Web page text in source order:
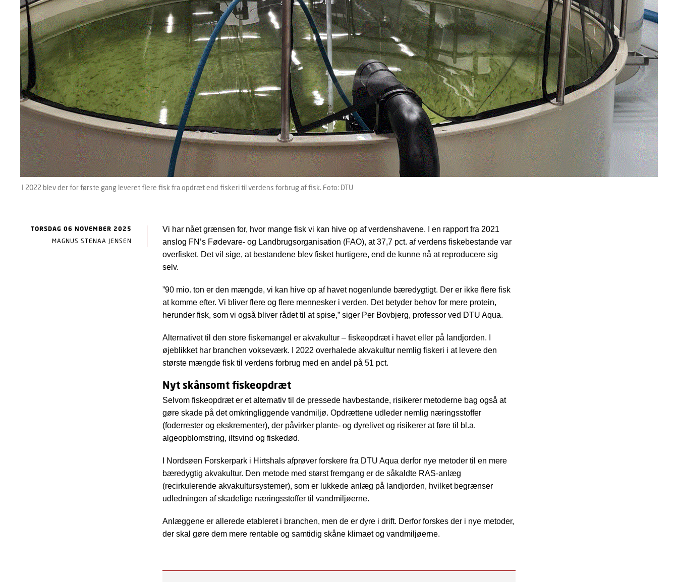
I 2022 blev der for første gang leveret flere fisk fra opdræt end fiskeri til verdens forbrug af fisk. Foto: DTU
TORSDAG 06 NOVEMBER 2025
MAGNUS STENAA JENSEN
Vi har nået grænsen for, hvor mange fisk vi kan hive op af verdenshavene. I en rapport fra 2021
anslog FN’s Fødevare- og Landbrugsorganisation (FAO), at 37,7 pct. af verdens fiskebestande var
overfisket. Det vil sige, at bestandene blev fisket hurtigere, end de kunne nå at reproducere sig
selv.
”90 mio. ton er den mængde, vi kan hive op af havet nogenlunde bæredygtigt. Der er ikke flere fisk
at komme efter. Vi bliver flere og flere mennesker i verden. Det betyder behov for mere protein,
herunder fisk, som vi også bliver rådet til at spise,” siger Per Bovbjerg, professor ved DTU Aqua.
Alternativet til den store fiskemangel er akvakultur – fiskeopdræt i havet eller på landjorden. I
øjeblikket har branchen vokseværk. I 2022 overhalede akvakultur nemlig fiskeri i at levere den
største mængde fisk til verdens forbrug med en andel på 51 pct.
Nyt skånsomt fiskeopdræt
Selvom fiskeopdræt er et alternativ til de pressede havbestande, risikerer metoderne bag også at
gøre skade på det omkringliggende vandmiljø. Opdrættene udleder nemlig næringsstoffer
(foderrester og ekskrementer), der påvirker plante- og dyrelivet og risikerer at føre til bl.a.
algeopblomstring, iltsvind og fiskedød.
I Nordsøen Forskerpark i Hirtshals afprøver forskere fra DTU Aqua derfor nye metoder til en mere
bæredygtig akvakultur. Den metode med størst fremgang er de såkaldte RAS-anlæg
(recirkulerende akvakultursystemer), som er lukkede anlæg på landjorden, hvilket begrænser
udledningen af skadelige næringsstoffer til vandmiljøerne.
Anlæggene er allerede etableret i branchen, men de er dyre i drift. Derfor forskes der i nye metoder,
der skal gøre dem mere rentable og samtidig skåne klimaet og vandmiljøerne.